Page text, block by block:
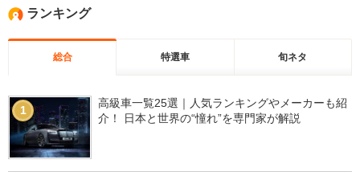
ランキング
総合 特選車 旬ネタ
1
高級車一覧25選｜人気ランキングやメーカーも紹
介！ 日本と世界の“憧れ”を専門家が解説